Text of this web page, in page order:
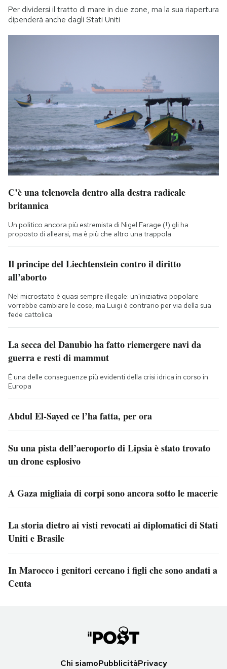
Per dividersi il tratto di mare in due zone, ma la sua riapertura
dipenderà anche dagli Stati Uniti
C’è una telenovela dentro alla destra radicale
britannica
Un politico ancora più estremista di Nigel Farage (!) gli ha
proposto di allearsi, ma è più che altro una trappola
Il principe del Liechtenstein contro il diritto
all’aborto
Nel microstato è quasi sempre illegale: un'iniziativa popolare
vorrebbe cambiare le cose, ma Luigi è contrario per via della sua
fede cattolica
La secca del Danubio ha fatto riemergere navi da
guerra e resti di mammut
È una delle conseguenze più evidenti della crisi idrica in corso in
Europa
Abdul El-Sayed ce l’ha fatta, per ora
Su una pista dell’aeroporto di Lipsia è stato trovato
un drone esplosivo
A Gaza migliaia di corpi sono ancora sotto le macerie
La storia dietro ai visti revocati ai diplomatici di Stati
Uniti e Brasile
In Marocco i genitori cercano i figli che sono andati a
Ceuta
Chi siamoPubblicitàPrivacy